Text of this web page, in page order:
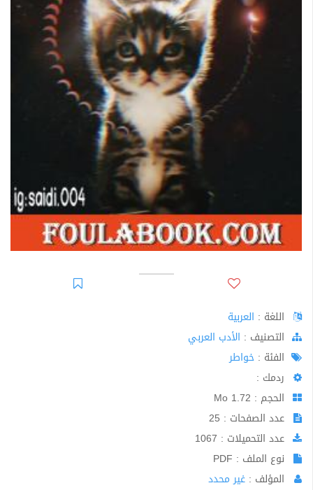
اللغة : العربية
اﻟﺘﺼﻨﻴﻒ : الأدب العربي
الفئة : خواطر
ردمك :
الحجم : 1.72 Mo
عدد الصفحات : 25
عدد التحميلات : 1067
نوع الملف : PDF
المؤلف : غير محدد